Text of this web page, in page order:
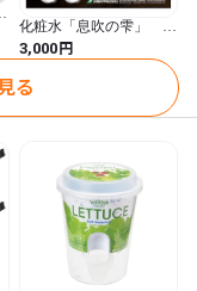
ん。
かりやすく、
作ります。
化粧水「息吹の雫」 定
期購入1ヶ月ごと6回コー
ス
3,000円
る